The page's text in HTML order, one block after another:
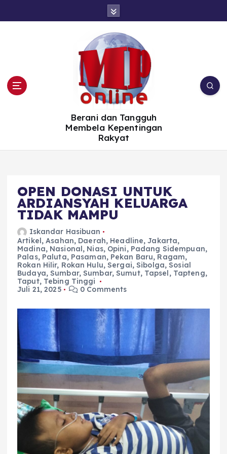
Berani dan Tangguh
Membela Kepentingan
Rakyat
OPEN DONASI UNTUK
ARDIANSYAH KELUARGA
TIDAK MAMPU
Iskandar Hasibuan
Artikel ,Asahan, Daerah, Headline,Jakarta,
Madina, Nasional , Nias, Opini, Padang Sidempuan,
Palas, Paluta, Pasaman, Pekan Baru, Ragam,
Rokan Hilir, Rokan Hulu,Sergai,Sibolga,Sosial
Budaya,Sumbar,Sumbar,Sumut, Tapsel , Tapteng,
Taput, Tebing Tinggi
Juli 21, 2025
0 Comments